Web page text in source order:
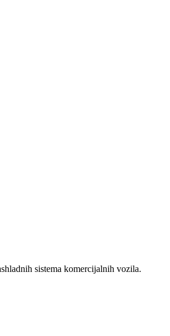
sistema komercijalnih vozila.